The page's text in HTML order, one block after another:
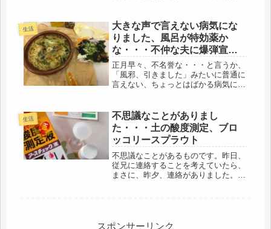
は、反対に買い取りを経験してきまし
た。去年の三井のバーゲンで、あの、
帽子屋...
生活
大きな声で言えない病気にな
りました、風呂が特効薬か
な・・・不仲な夫に爆弾宣言
時期が来た
正月早々、不名誉な・・・と言うか、
「風邪、引きました」みたいに普通に
言えない、ちょっとはばかる病気にな
１月３日の出勤日、以降、何となく、
お尻が痛い。出血も出来物も、特に...
生活
不思議なことがありまし
た・・・土の酸度測定、ブロ
ッコリースプラウト
不思議なことがあるものです。昨日、
従兄に連絡することを考えていたら、
まさに、昨夕、連絡がありました。オ
内...
スポンサーリンク